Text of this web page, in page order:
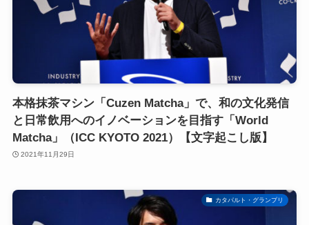
本格抹茶マシン「Cuzen Matcha」で、和の文化発信
と日常飲用へのイノベーションを目指す「World
Matcha」（ICC KYOTO 2021）【文字起こし版】
2021年11月29日
カタパルト・グランプリ